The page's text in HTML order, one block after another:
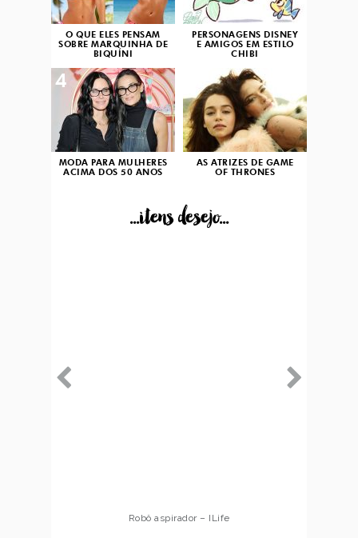
O QUE ELES PENSAM
SOBRE MARQUINHA DE
BIQUÍNI
PERSONAGENS DISNEY
E AMIGOS EM ESTILO
CHIBI
MODA PARA MULHERES
ACIMA DOS 50 ANOS
4
AS ATRIZES DE GAME
OF THRONES
...itens desejo...
Robô aspirador – ILife